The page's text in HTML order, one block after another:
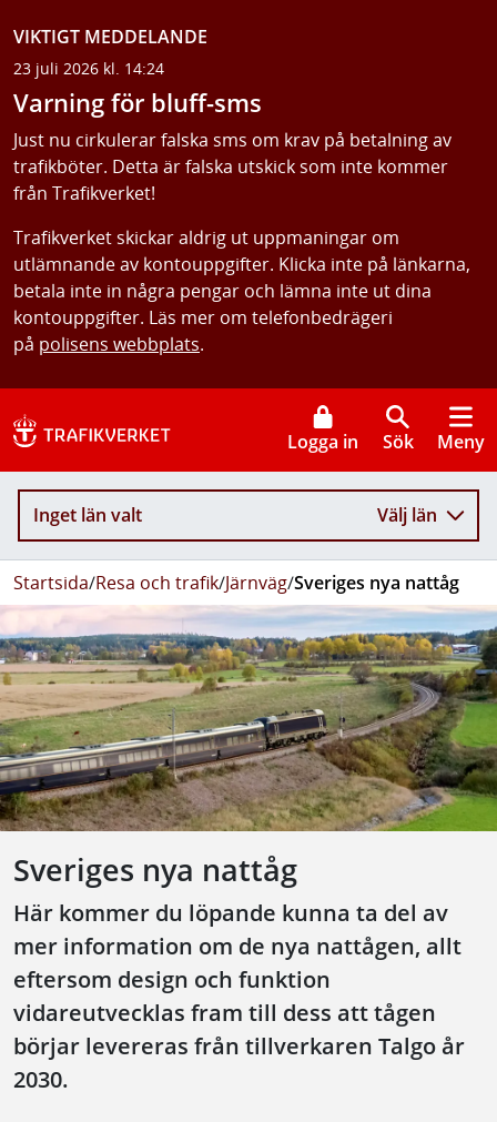
VIKTIGT MEDDELANDE
23 juli 2026 kl. 14:24
Varning för bluff-sms
Just nu cirkulerar falska sms om krav på betalning av
trafikböter. Detta är falska utskick som inte kommer
från Trafikverket!
Trafikverket skickar aldrig ut uppmaningar om
utlämnande av kontouppgifter. Klicka inte på länkarna,
betala inte in några pengar och lämna inte ut dina
kontouppgifter. Läs mer om telefonbedrägeri
på polisens webbplats.
Logga in Sök Meny
Inget län valt Välj län
Startsida/Resa och trafik/Järnväg/Sveriges nya nattåg
Sveriges nya nattåg
Här kommer du löpande kunna ta del av
mer information om de nya nattågen, allt
eftersom design och funktion
vidareutvecklas fram till dess att tågen
börjar levereras från tillverkaren Talgo år
2030.